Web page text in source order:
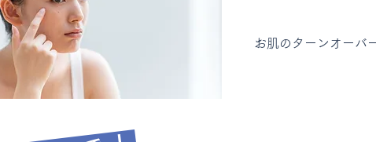
お肌のターンオーバ